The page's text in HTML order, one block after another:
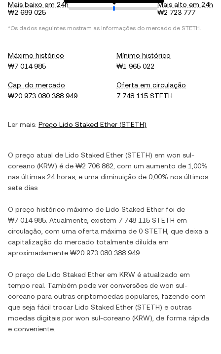
Mais baixo em 24h
₩2 689 025
Mais alto em 24h
₩2 723 777
*Os dados seguintes mostram as informações do mercado de STETH.
Máximo histórico
₩7 014 985
Mínimo histórico
₩1 965 022
Cap. do mercado
₩20 973 080 388 949
Oferta em circulação
7 748 115 STETH
Ler mais: Preço Lido Staked Ether (STETH)
O preço atual de Lido Staked Ether (STETH) em won sul-
coreano (KRW) é de ₩2 706 862 , com um aumento de 1,00%
nas últimas 24 horas, e uma diminuição de 0,00% nos últimos
sete dias
O preço histórico máximo de Lido Staked Ether foi de
₩7 014 985 . Atualmente, existem 7 748 115 STETH em
circulação, com uma oferta máxima de 0 STETH , que deixa a
capitalização do mercado totalmente diluída em
aproximadamente ₩20 973 080 388 949
O preço de Lido Staked Ether em KRW é atualizado em
tempo real. Também pode ver conversões de won sul-
coreano para outras criptomoedas populares, fazendo com
que seja fácil trocar Lido Staked Ether (STETH) e outras
moedas digitais por won sul-coreano (KRW), de forma rápida
e conveniente.